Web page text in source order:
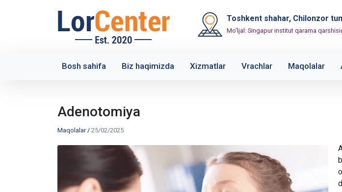
Toshkent shahar, Chilonzor
Mo'ljal: Singapur institut qarama
Bosh sahifa Biz haqimizda Xizmatlar Vrachlar Maqolalar
Adenotomiya
Maqolalar/ 25/02/2025